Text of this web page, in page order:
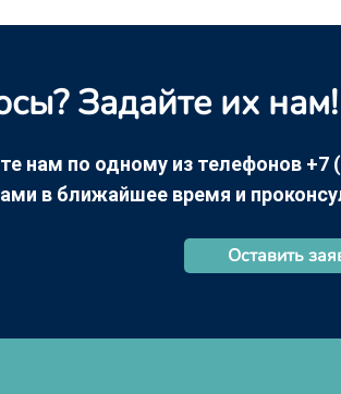
Задайте их нам!
нам по одному из телефонов +7
в ближайшее время и
Оставить